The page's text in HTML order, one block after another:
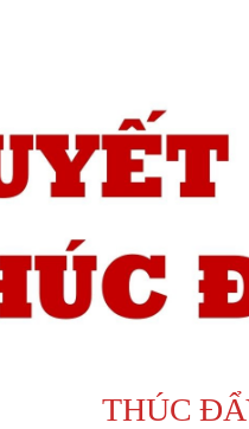
THÚC